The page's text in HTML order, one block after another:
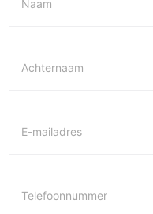
Naam
Achternaam
E-mailadres
Telefoonnummer